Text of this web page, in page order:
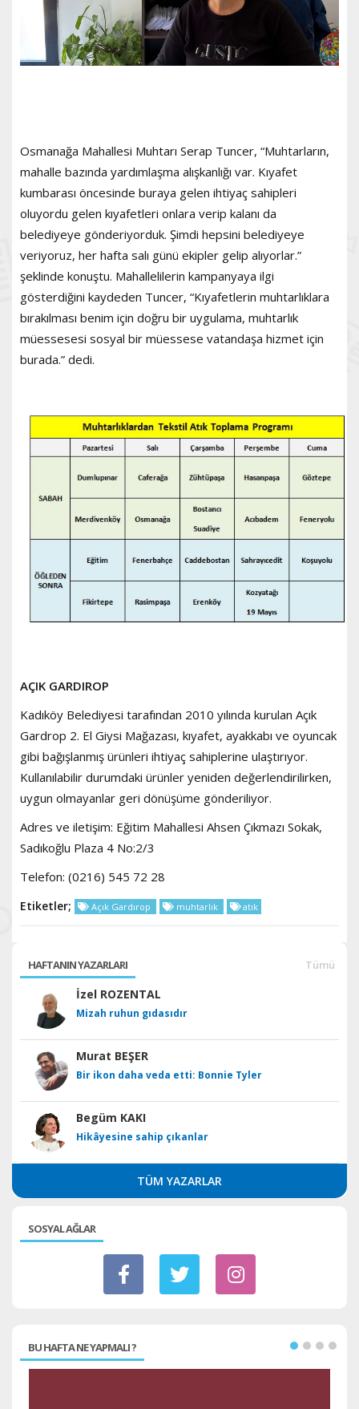
Osmanağa Mahallesi Muhtarı Serap Tuncer, “Muhtarların,
mahalle bazında yardımlaşma alışkanlığı var. Kıyafet
kumbarası öncesinde buraya gelen ihtiyaç sahipleri
oluyordu gelen kıyafetleri onlara verip kalanı da
belediyeye gönderiyorduk. Şimdi hepsini belediyeye
veriyoruz, her hafta salı günü ekipler gelip alıyorlar.”
şeklinde konuştu. Mahallelilerin kampanyaya ilgi
gösterdiğini kaydeden Tuncer, “Kıyafetlerin muhtarlıklara
bırakılması benim için doğru bir uygulama, muhtarlık
müessesesi sosyal bir müessese vatandaşa hizmet için
burada.” dedi.
AÇIK GARDIROP
Kadıköy Belediyesi tarafından 2010 yılında kurulan Açık
Gardrop 2. El Giysi Mağazası, kıyafet, ayakkabı ve oyuncak
gibi bağışlanmış ürünleri ihtiyaç sahiplerine ulaştırıyor.
Kullanılabilir durumdaki ürünler yeniden değerlendirilirken,
uygun olmayanlar geri dönüşüme gönderiliyor.
Adres ve iletişim: Eğitim Mahallesi Ahsen Çıkmazı Sokak,
Sadıkoğlu Plaza 4 No:2/3
Telefon: (0216) 545 72 28
Etiketler; Açık Gardırop muhtarlık atık
HAFTANIN YAZARLARI Tümü
İzel ROZENTAL
Mizah ruhun gıdasıdır
Murat BEŞER
Bir ikon daha veda etti: Bonnie Tyler
Begüm KAKI
Hikâyesine sahip çıkanlar
TÜM YAZARLAR
SOSYAL AĞLAR
BU HAFTA NE YAPMALI ?